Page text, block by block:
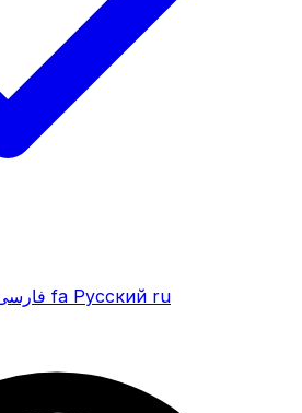
fa Русский ru